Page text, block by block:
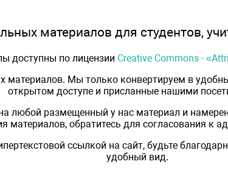
материалов для студентов,
доступны по лицензии Creative Commons -
материалов. Мы только конвертируем в
открытом доступе и присланные нашими
любой размещенный у нас материал и
материалов, обратитесь для согласования к
ссылкой на сайт, будьте
удобный вид.